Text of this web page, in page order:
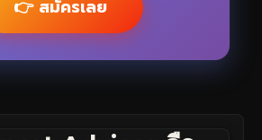
👉 สมัครเลย